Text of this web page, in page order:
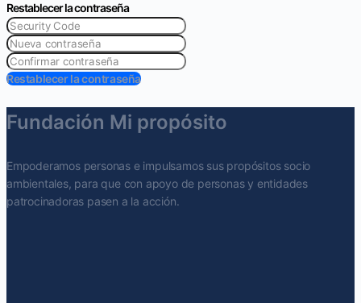
Restablecer la contraseña
Restablecer la contraseña
Fundación Mi propósito
Empoderamos personas e impulsamos sus propósitos socio
ambientales, para que con apoyo de personas y entidades
patrocinadoras pasen a la acción.